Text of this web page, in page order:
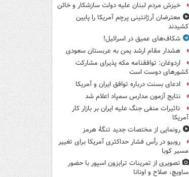
خیزش مردم لبنان علیه دولت سازشکار و خائن
معترضان آرژانتینی پرچم آمریکا را پایین
کشیدند
شکاف‌های عمیق در اسرائیل!
هشدار مقام ارشد یمن به عربستان سعودی
اردوغان: توافقنامه مکه پذیرای مشارکت
کشورهای دوست است
ادعای بسنت درباره توافق ایران و آمریکا
نتایج آزمون مدارس سمپاد اعلام شد
تاثیرات منفی جنگ علیه ایران بر بازار کار
آمریکا
رونمایی از مختصات جدید تنگۀ هرمز
روبیو در رأس فشار حداکثری آمریکا برای تغییر
مسیر کوبا
تصویری از تمرینات ترابزون اسپور با حضور
ساویچ، صلاح و اونانا